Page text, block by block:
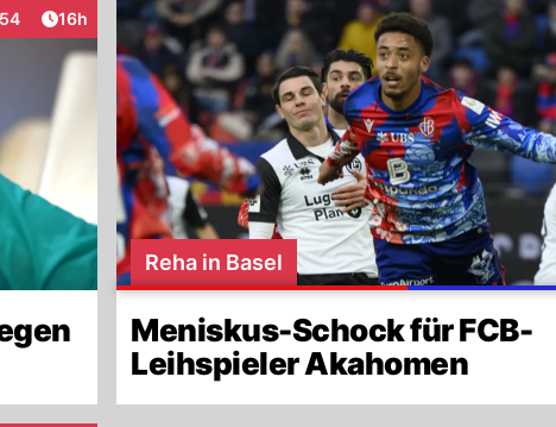
54 Artikel veröffentlicht:
16h
Reha in Basel
Meniskus-Schock für FCB-
Leihspieler Akahomen